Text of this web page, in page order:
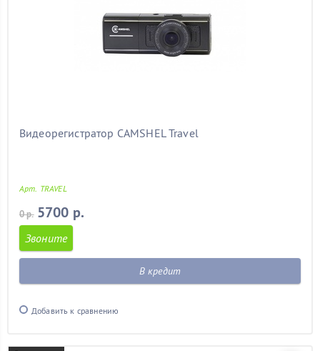
Видеорегистратор CAMSHEL Travel
Арт. TRAVEL
0 р. 5700 р.
Звоните
В кредит
Добавить к сравнению